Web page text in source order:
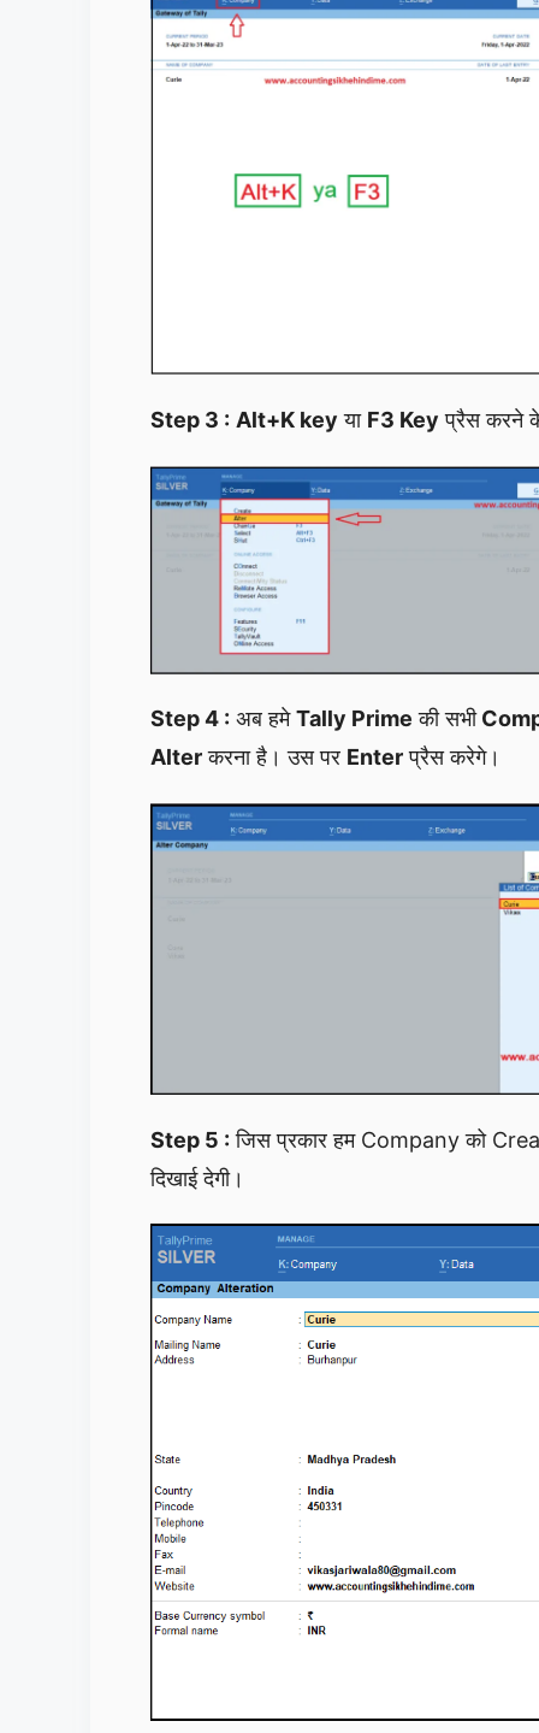
Step 3 : Alt+K key या F3 Key प्रैस करने
Step 4 : अब हमेTally Prime की सभी
Alterकरना है। उस पर Enterप्रैस करेगे।
Step 5 : जिस प्रकार हम Company को
दिखाई देगी।